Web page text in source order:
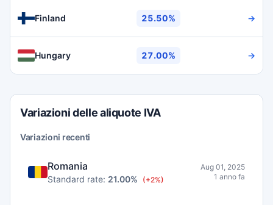
Finland 25.50% →
Hungary 27.00% →
Variazioni delle aliquote IVA
Variazioni recenti
Romania
Standard rate: 21.00% (+2%)
Aug 01, 2025
1 anno fa